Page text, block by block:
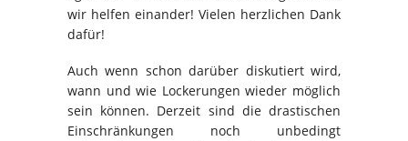
wir helfen einander! Vielen herzlichen Dank
dafür!
Auch wenn schon darüber diskutiert wird,
wann und wie Lockerungen wieder möglich
sein können. Derzeit sind die drastischen
Einschränkungen noch unbedingt